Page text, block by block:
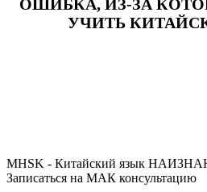
ОШИБКА, ИЗ-ЗА
УЧИТЬ
MHSK - Китайский язык
Записаться на МАК консультацию